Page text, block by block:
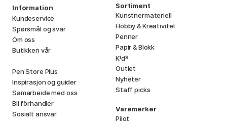
Information
Kundeservice
Spørsmål og svar
Om oss
Butikken vår
Pen Store Plus
Inspirasjon og guider
Samarbeide med oss
Bli förhandler
Sosialt ansvar
Sortiment
Kunstnermateriell
Hobby & Kreativitet
Penner
Papir & Blokk
Kids
Outlet
Nyheter
Staff picks
Varemerker
Pilot